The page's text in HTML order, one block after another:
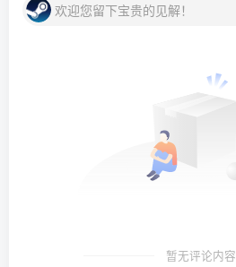
欢迎您留下宝贵的见解！
暂无评论内容